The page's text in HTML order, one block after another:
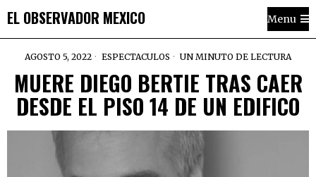
EL OBSERVADOR MEXICO Menu
AGOSTO 5, 2022 ESPECTACULOS UN MINUTO DE LECTURA
MUERE DIEGO BERTIE TRAS CAER
DESDE EL PISO 14 DE UN EDIFICO